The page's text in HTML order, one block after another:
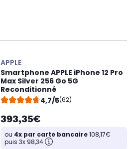
APPLE
Smartphone APPLE iPhone 12 Pro
Max Silver 256 Go 5G
Reconditionné
4,7/5(62)
393,35€
ou 4x par carte bancaire108,17€
puis 3x 98,34